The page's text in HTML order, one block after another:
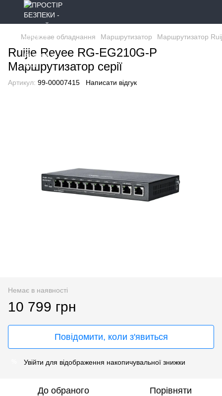
Мережеве обладнання Маршрутизатор Маршрутизатор
Ruijie Reyee RG-EG210G-P
Маршрутизатор серії
Артикул: 99-00007415 Написати відгук
Немає в наявності
10 799 грн
Повідомити, коли з'явиться
Увійти для відображення накопичувальної знижки
До обраного Порівняти